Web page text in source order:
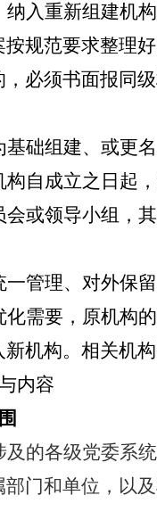
纳入重新组建机
规范要求整理
必须书面报同
基础组建、或更
构自成立之日起
会或领导小组，
一管理、对外保
化需要，原机构
机构。相关机
内容
的各级党委系
门和单位，以